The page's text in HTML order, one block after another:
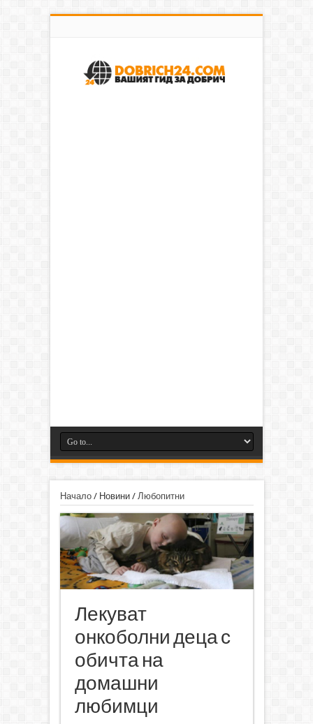
Начало/ Новини/ Любопитни
Лекуват
онкоболни деца с
обичта на
домашни
любимци